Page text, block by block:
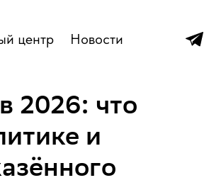
центр Новости
2026: что
и